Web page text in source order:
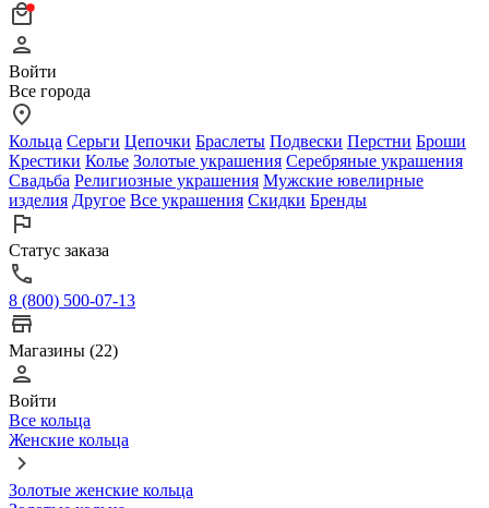
Войти
Все города
Кольца Серьги Цепочки Браслеты Подвески Перстни Броши
Крестики Колье Золотые украшения Серебряные украшения
Свадьба Религиозные украшения Мужские ювелирные
изделия Другое Все украшения Скидки Бренды
Статус заказа
8 (800) 500-07-13
Магазины (22)
Войти
Все кольца
Женские кольца
Золотые женские кольца